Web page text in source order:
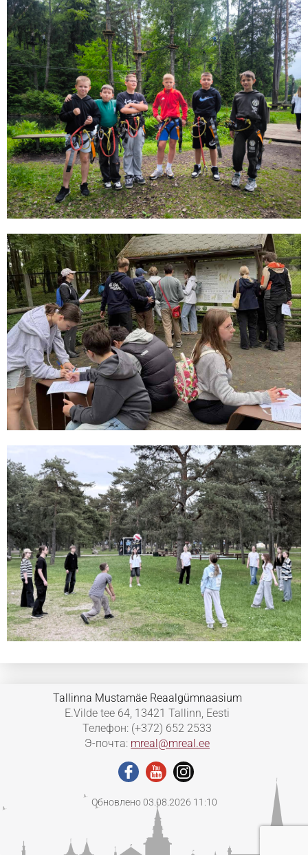
Tallinna Mustamäe Reaalgümnaasium
E.Vilde tee 64, 13421 Tallinn, Eesti
Телефон: (+372) 652 2533
Э-почта: mreal@mreal.ee
Обновлено 03.08.2026 11:10